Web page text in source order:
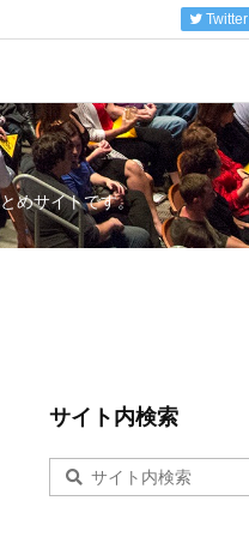
Twitter
めサイトです。
サイト内検索